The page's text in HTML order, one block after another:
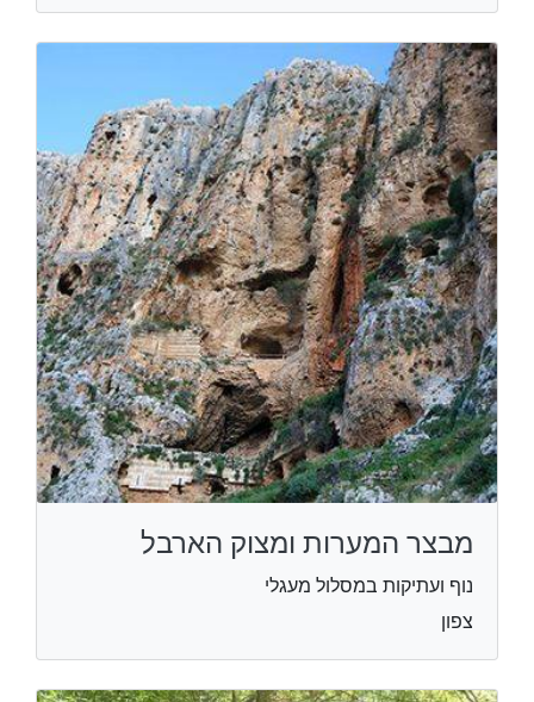
מבצר המערות ומצוק הארבל
נוף ועתיקות במסלול מעגלי
צפון